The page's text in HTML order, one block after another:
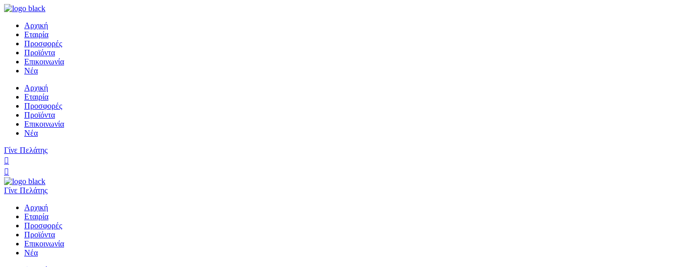
Αρχική
Εταιρία
Προσφορές
Προϊόντα
Επικοινωνία
Νέα
Αρχική
Εταιρία
Προσφορές
Προϊόντα
Επικοινωνία
Νέα
Γίνε Πελάτης
Γίνε Πελάτης
Αρχική
Εταιρία
Προσφορές
Προϊόντα
Επικοινωνία
Νέα